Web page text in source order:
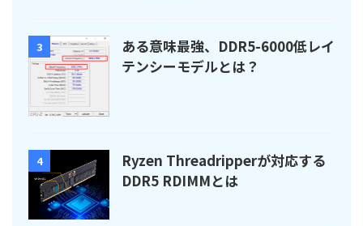
3
ある意味最強、DDR5-6000低レイ
テンシーモデルとは？
4
Ryzen Threadripperが対応する
DDR5 RDIMMとは